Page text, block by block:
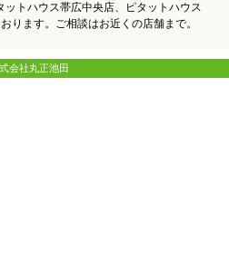
トハウス帯広中央店、ピタットハウス
ります。ご相談はお近くの店舗まで。
会社丸正池田